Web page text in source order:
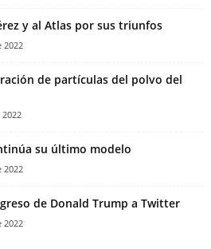
y al Atlas por sus triunfos
2022
de partículas del polvo del
su último modelo
2022
de Donald Trump a Twitter
2022